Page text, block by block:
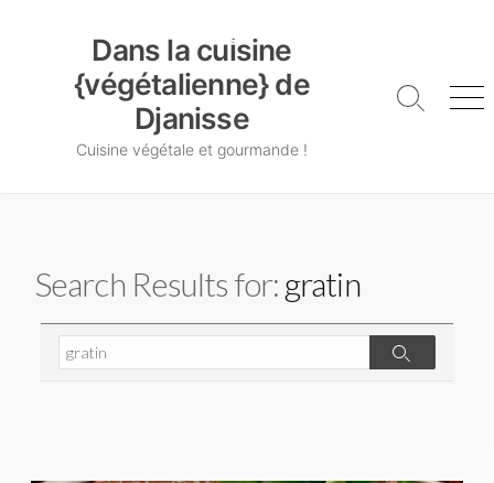
Dans la cuisine
{végétalienne} de
Djanisse
Cuisine végétale et gourmande !
Search
Search Results for:gratin
Search
Search